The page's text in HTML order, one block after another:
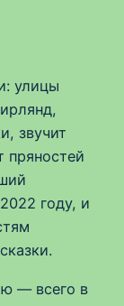
улицы
звучит
пряностей
году, и
— всего в